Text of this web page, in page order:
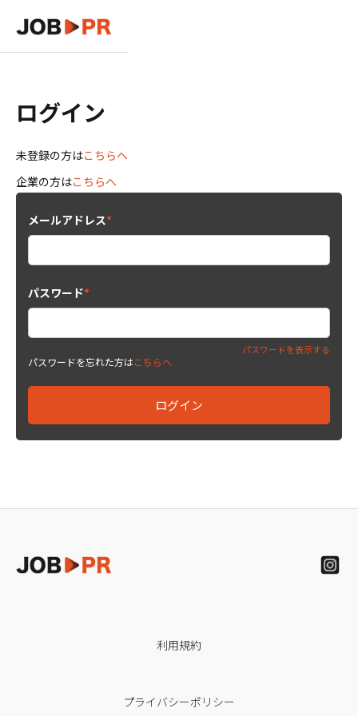
ログイン
未登録の方はこちらへ
企業の方はこちらへ
メールアドレス*
パスワード*
パスワードを表示する
パスワードを忘れた方はこちらへ
利用規約
プライバシーポリシー